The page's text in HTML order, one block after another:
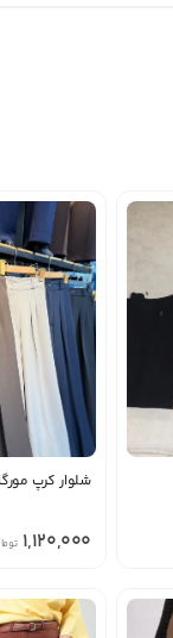
شلوار کرپ
1,120,000